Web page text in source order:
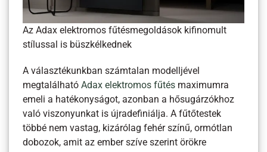
Az Adax elektromos fűtésmegoldások kifinomult
stílussal is büszkélkednek
A választékunkban számtalan modelljével
megtalálhatóAdax elektromos fűtés maximumra
emeli a hatékonyságot, azonban a hősugárzókhoz
való viszonyunkat is újradefiniálja. A fűtőtestek
többé nem vastag, kizárólag fehér színű, ormótlan
dobozok, amit az ember szíve szerint örökre